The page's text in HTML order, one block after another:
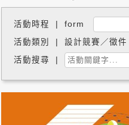
活動時程 | form
活動類別 | 設計競賽／徵件
活動搜尋 |